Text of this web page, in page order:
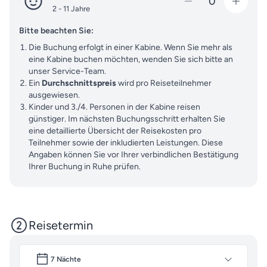
2 - 11 Jahre
Bitte beachten Sie:
Die Buchung erfolgt in einer Kabine. Wenn Sie mehr als
eine Kabine buchen möchten, wenden Sie sich bitte an
unser Service-Team.
Ein Durchschnittspreiswird pro Reiseteilnehmer
ausgewiesen.
Kinder und 3./4. Personen in der Kabine reisen
günstiger. Im nächsten Buchungsschritt erhalten Sie
eine detaillierte Übersicht der Reisekosten pro
Teilnehmer sowie der inkludierten Leistungen. Diese
Angaben können Sie vor Ihrer verbindlichen Bestätigung
Ihrer Buchung in Ruhe prüfen.
Reisetermin
7 Nächte